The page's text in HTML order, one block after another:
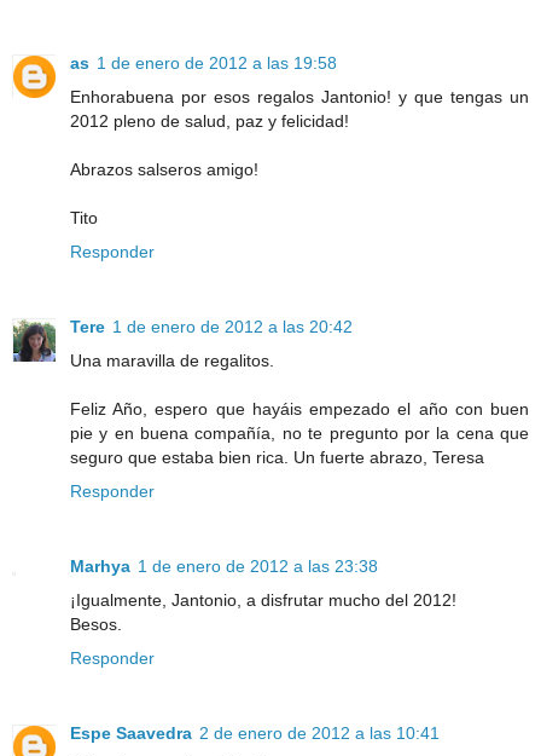
as 1 de enero de 2012 a las 19:58
Enhorabuena por esos regalos Jantonio! y que tengas un
2012 pleno de salud, paz y felicidad!
Abrazos salseros amigo!
Tito
Responder
Tere 1 de enero de 2012 a las 20:42
Una maravilla de regalitos.
Feliz Año, espero que hayáis empezado el año con buen
pie y en buena compañía, no te pregunto por la cena que
seguro que estaba bien rica. Un fuerte abrazo, Teresa
Responder
Marhya 1 de enero de 2012 a las 23:38
¡Igualmente, Jantonio, a disfrutar mucho del 2012!
Besos.
Responder
Espe Saavedra 2 de enero de 2012 a las 10:41